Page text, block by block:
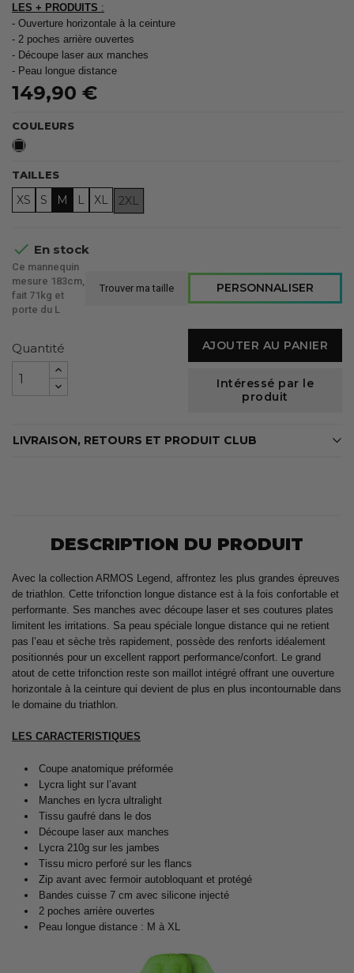
LES + PRODUITS :
- Ouverture horizontale à la ceinture
- 2 poches arrière ouvertes
- Découpe laser aux manches
- Peau longue distance
149,90 €
COULEURS
Noir
TAILLES
XS S M L XL 2XL
 En stock
Ce mannequin
mesure 183cm,
fait 71kg et
porte du L
Trouver ma taille PERSONNALISER
Quantité AJOUTER AU PANIER
Intéressé par le
produit
LIVRAISON, RETOURS ET PRODUIT CLUB
DESCRIPTION DU PRODUIT
Avec la collection ARMOS Legend, affrontez les plus grandes épreuves
de triathlon. Cette trifonction longue distance est à la fois confortable et
performante. Ses manches avec découpe laser et ses coutures plates
limitent les irritations. Sa peau spéciale longue distance qui ne retient
pas l’eau et sèche très rapidement, possède des renforts idéalement
positionnés pour un excellent rapport performance/confort. Le grand
atout de cette trifonction reste son maillot intégré offrant une ouverture
horizontale à la ceinture qui devient de plus en plus incontournable dans
le domaine du triathlon.
LES CARACTERISTIQUES
Coupe anatomique préformée
Lycra light sur l’avant
Manches en lycra ultralight
Tissu gaufré dans le dos
Découpe laser aux manches
Lycra 210g sur les jambes
Tissu micro perforé sur les flancs
Zip avant avec fermoir autobloquant et protégé
Bandes cuisse 7 cm avec silicone injecté
2 poches arrière ouvertes
Peau longue distance : M à XL